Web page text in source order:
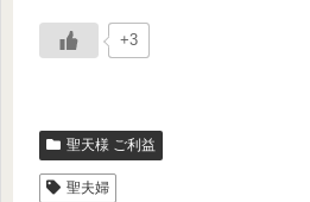
+3
聖天様 ご利益
聖夫婦